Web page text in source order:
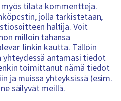
tilata kommentteja.
jolla tarkistetaan,
haltija. Voit
milloin tahansa
linkin kautta. Tällöin
antamasi tiedot
toimittanut nämä tiedot
ja muissa yhteyksissä (esim.
säilyvät meillä.